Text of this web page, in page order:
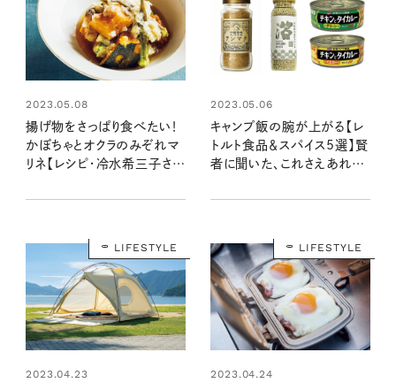
2023.05.08
揚げ物をさっぱり食べたい！
かぼちゃとオクラのみぞれマ
リネ【レシピ・冷水希三子さ
2023.05.06
キャンプ飯の腕が上がる【レ
トルト食品＆スパイス5選】賢
者に聞いた、これさえあれば
LIFESTYLE
2023.04.23
LIFESTYLE
2023.04.24